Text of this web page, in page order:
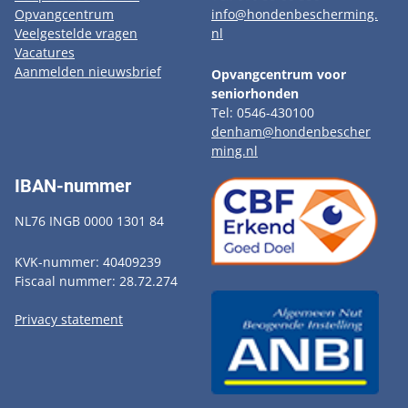
Opvangcentrum
Veelgestelde vragen
Vacatures
Aanmelden nieuwsbrief
info@hondenbescherming.
nl
Opvangcentrum voor
seniorhonden
Tel: 0546-430100
denham@hondenbescher
ming.nl
IBAN-nummer
NL76 INGB 0000 1301 84
KVK-nummer: 40409239
Fiscaal nummer: 28.72.274
Privacy statement